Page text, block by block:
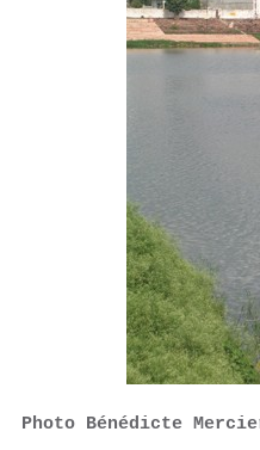
Photo Bénédicte